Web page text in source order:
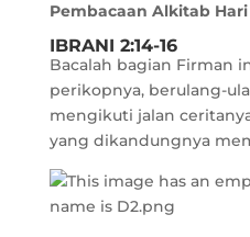
Pembacaan Alkitab Hari
IBRANI 2:14-16
Bacalah bagian Firman
perikopnya, berulang-
mengikuti jalan
yang dikandungnya